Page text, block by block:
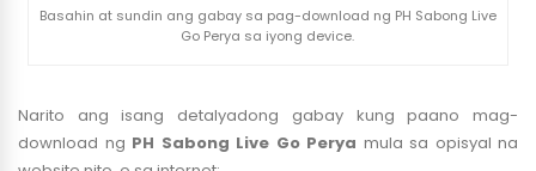
Basahin at sundin ang gabay sa pag-download ng PH Sabong Live
Go Perya sa iyong device.
Narito ang isang detalyadong gabay kung paano mag-
download ng PH Sabong Live Go Perya mula sa opisyal na